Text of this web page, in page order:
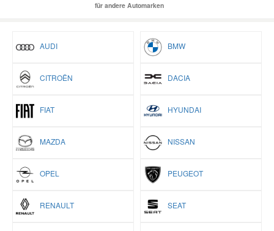
für andere Automarken
AUDI BMW
CITROËN DACIA
FIAT HYUNDAI
MAZDA NISSAN
OPEL PEUGEOT
RENAULT SEAT
Suzuki Ersatzteile
Toyota Ersatzteile
Vauxhall Ersatzteile
Volvo Ersatzteile